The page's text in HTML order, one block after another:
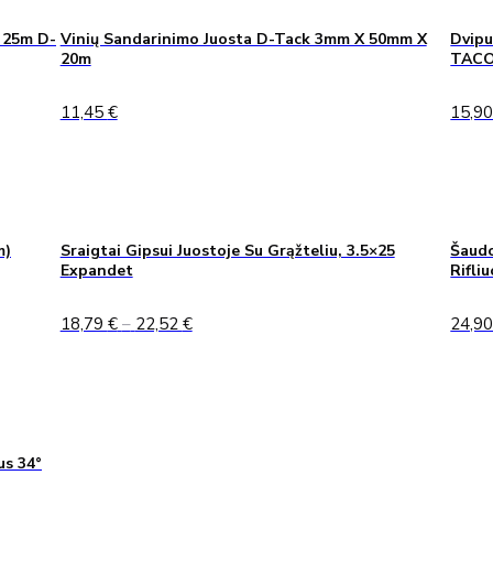
D- Vinių Sandarinimo Juosta D-Tack 3mm X 50mm X
20m
11,45 €
Sraigtai Gipsui Juostoje Su Grąžteliu, 3.5×25
Expandet
18,79 € – 22,52 €Price
34°